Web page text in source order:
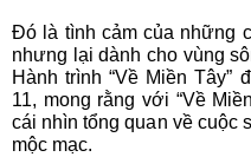
Đó là tình cảm của những
nhưng lại dành cho vùng
Hành trình “Về Miền Tây”
11, mong rằng với “Về
cái nhìn tổng quan về cuộc
mộc mạc.